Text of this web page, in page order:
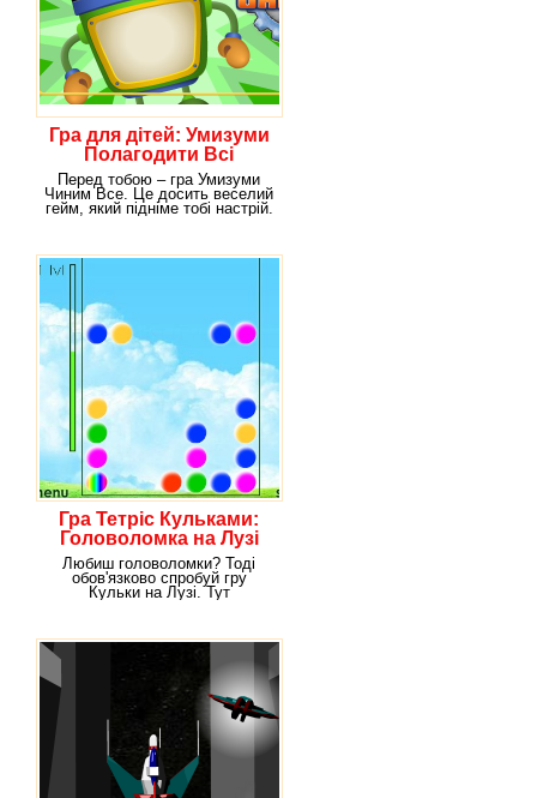
Гра для дітей: Умизуми
Полагодити Всі
Перед тобою – гра Умизуми
Чиним Все. Це досить веселий
гейм, який підніме тобі настрій.
Гра Тетріс Кульками:
Головоломка на Лузі
Любиш головоломки? Тоді
обов'язково спробуй гру
Кульки на Лузі. Тут